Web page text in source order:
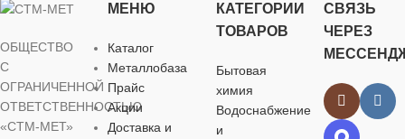
МАТЕРИАЛ
пластик
ЦВЕТ серый
МАТЕРИАЛ
пластик
ЦВЕТ
пластик
ОБЩЕСТВО
С
ОГРАНИЧЕННОЙ
ОТВЕТСТВЕННОСТЬЮ
«СТМ-МЕТ»
МЕНЮ
Каталог
Металлобаза
Прайс
Акции
Доставка и
КАТЕГОРИИ
ТОВАРОВ
Бытовая
химия
Водоснабжение
и
СВЯЗЬ
ЧЕРЕЗ